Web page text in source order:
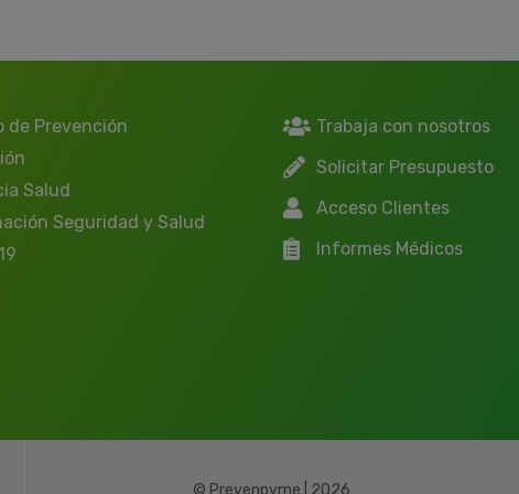
de Prevención
Salud
Seguridad y Salud
Trabaja con nosotros
Solicitar Presupuesto
Acceso Clientes
Informes Médicos
© Prevenpyme | 2026